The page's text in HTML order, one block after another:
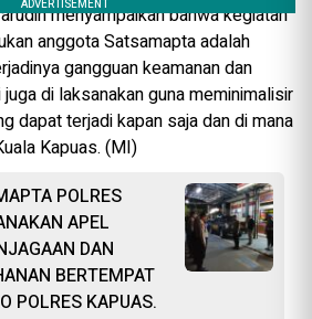
menyampaikan bahwa kegiatan
anggota Satsamapta adalah
gangguan keamanan dan
di laksanakan guna meminimalisir
dapat terjadi kapan saja dan di mana
Kapuas. (MI)
POLRES
APEL
DAN
BERTEMPAT
POLRES KAPUAS.